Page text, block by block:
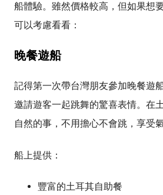
船體驗。雖然價格較高，但如果想
可以考慮看看：
晚餐遊船
記得第一次帶台灣朋友參加晚餐遊
邀請遊客一起跳舞的驚喜表情。在
自然的事，不用擔心不會跳，享受
船上提供：
豐富的土耳其自助餐